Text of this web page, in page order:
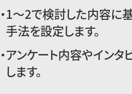
1～2で検討した内容に
手法を設定します。
アンケート内容やイン
します。